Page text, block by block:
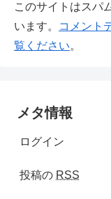
このサイトはスパ
います。
コメント
覧ください。
メタ情報
ログイン
投稿の RSS